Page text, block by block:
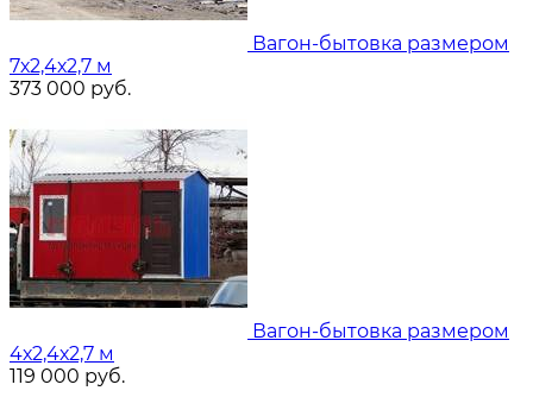
Вагон-бытовка размером
7х2,4х2,7 м
373 000 руб.
Вагон-бытовка размером
4х2,4х2,7 м
119 000 руб.